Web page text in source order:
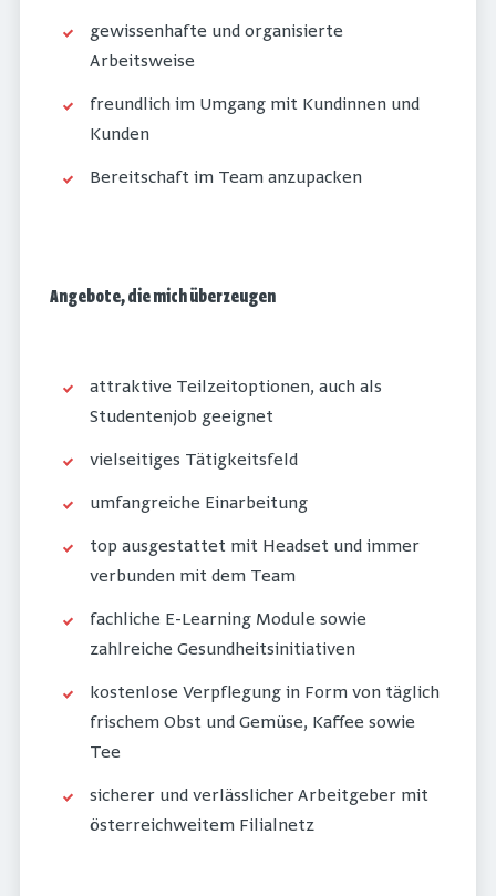
gewissenhafte und organisierte
Arbeitsweise
freundlich im Umgang mit Kundinnen und
Kunden
Bereitschaft im Team anzupacken
Angebote, die mich überzeugen
attraktive Teilzeitoptionen, auch als
Studentenjob geeignet
vielseitiges Tätigkeitsfeld
umfangreiche Einarbeitung
top ausgestattet mit Headset und immer
verbunden mit dem Team
fachliche E-Learning Module sowie
zahlreiche Gesundheitsinitiativen
kostenlose Verpflegung in Form von täglich
frischem Obst und Gemüse, Kaffee sowie
Tee
sicherer und verlässlicher Arbeitgeber mit
österreichweitem Filialnetz